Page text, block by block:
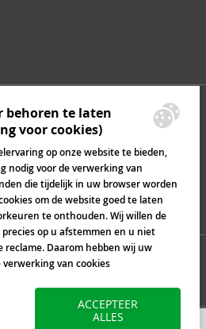
behoren te laten
voor cookies)
op onze website te bieden,
nodig voor de verwerking van
die tijdelijk in uw browser worden
om de website goed te laten
te onthouden. Wij willen de
op u afstemmen en u niet
reclame. Daarom hebben wij uw
van cookies
ACCEPTEER
ALLES